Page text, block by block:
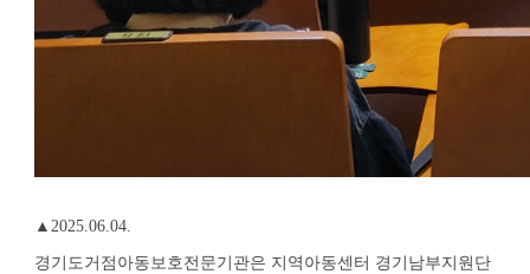
▲2025.06.04.
경기도거점아동보호전문기관은 지역아동센터 경기남부지원단